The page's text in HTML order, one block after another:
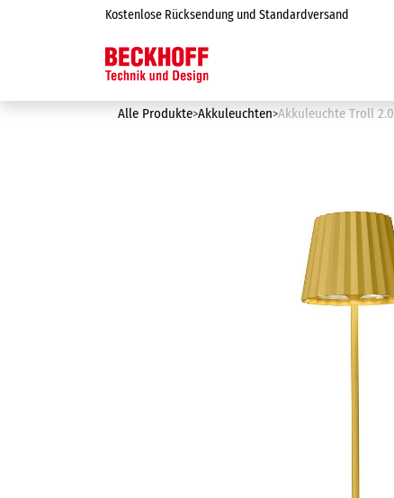
Zum Inhalt springenKostenlose Rücksendung und Standardversand
Alle Produkte Akkuleuchten Akkuleuchte Troll 2.0